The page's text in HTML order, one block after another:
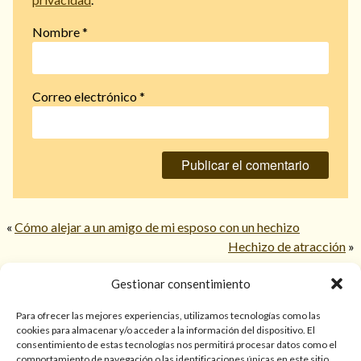
Gestionar consentimiento
Para ofrecer las mejores experiencias, utilizamos tecnologías como las
cookies para almacenar y/o acceder a la información del dispositivo. El
consentimiento de estas tecnologías nos permitirá procesar datos como el
Nombre*
Correo electrónico*
« Cómo alejar a un amigo de mi esposo con un hechizo
Hechizo de atracción »
Sólo para mayores de 18 años. Las lecturas de cartas, hechizos,